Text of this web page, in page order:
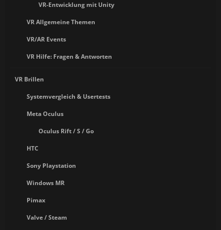
VR-Entwicklung mit Unity
VR Allgemeine Themen
VR/AR Events
VR Hilfe: Fragen & Antworten
VR Brillen
Systemvergleich & Usertests
Meta Oculus
Oculus Rift / S / Go
HTC
Sony Playstation
Windows MR
Pimax
Valve / Steam